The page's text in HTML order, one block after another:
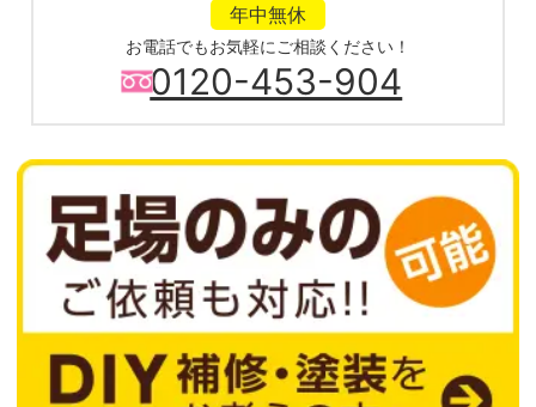
年中無休
お電話でもお気軽にご相談ください！
0120-453-904